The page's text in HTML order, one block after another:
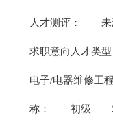
人才测评：
求职意向人才类型
电子/电器维修工
称： 初级